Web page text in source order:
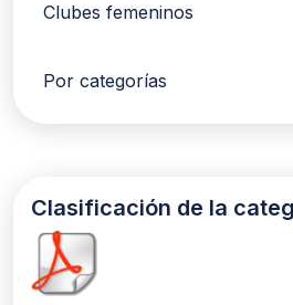
Clubes femeninos
Por categorías
Clasificación de la